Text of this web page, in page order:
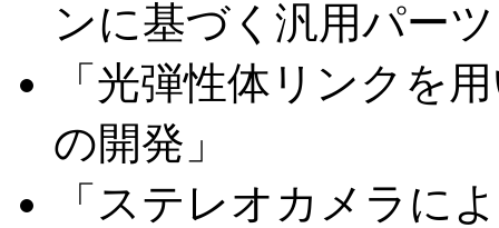
ンに基づく汎用パー
「光弾性体リンクを
の開発」
「ステレオカメラに